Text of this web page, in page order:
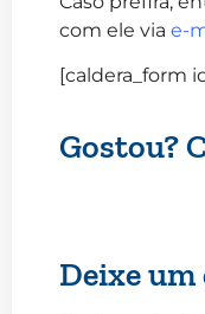
com ele via e-
[caldera_form
Gostou?
Deixe